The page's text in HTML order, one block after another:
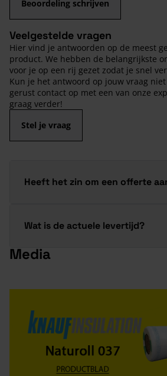
Beoordeling schrijven
Veelgestelde vragen
Hier vind je antwoorden op de meest
product. We hebben de belangrijkste
voor je op een rij gezet zodat je snel
Kun je het antwoord op jouw vraag
gerust contact op met een van onze
graag verder!
Stel je vraag
Heeft het zin om een offerte
Wat is de actuele levertijd?
Media